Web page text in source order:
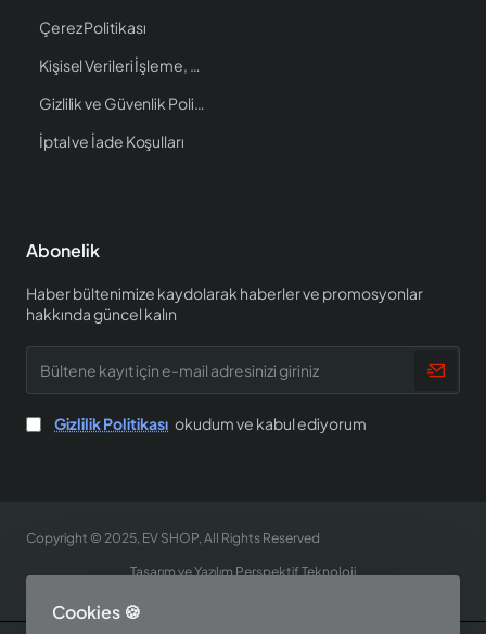
Cookies 🍪
Çerez Politikası
Kişisel Verileri İşleme, Saklama ve İmha Politikası
Gizlilik ve Güvenlik Politikası
İptal ve İade Koşulları
Abonelik
Haber bültenimize kaydolarak haberler ve promosyonlar
hakkında güncel kalın
kayıt
için
e-
mail
Gizlilik Politikası okudum ve kabul ediyorum
Copyright © 2025, EV SHOP, All Rights Reserved
Tasarım ve Yazılım Perspektif Teknoloji